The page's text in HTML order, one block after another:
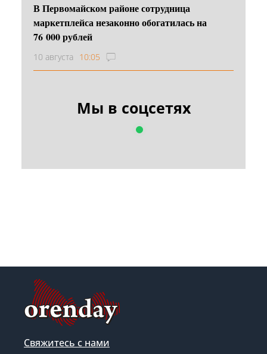
В Первомайском районе сотрудница
маркетплейса незаконно обогатилась на
76 000 рублей
10 августа 10:05
Мы в соцсетях
Свяжитесь с нами